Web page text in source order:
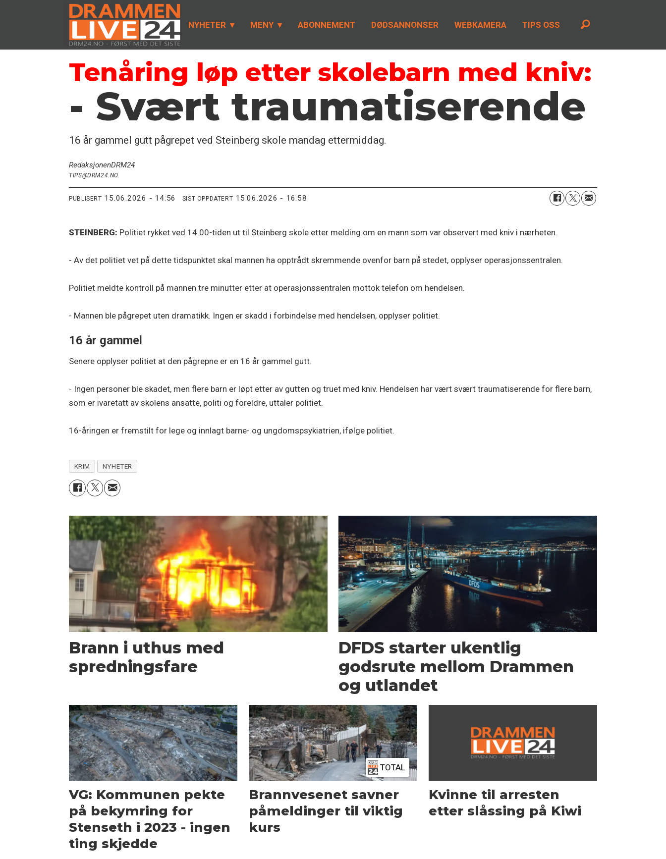
NYHETER MENY ABONNEMENT DØDSANNONSER WEBKAMERA TIPS OSS
Tenåring løp etter skolebarn med kniv:
- Svært traumatiserende
16 år gammel gutt pågrepet ved Steinberg skole mandag ettermiddag.
RedaksjonenDRM24
TIPS@DRM24.NO
PUBLISERT 15.06.2026 - 14:56 SIST OPPDATERT 15.06.2026 - 16:58
STEINBERG: Politiet rykket ved 14.00-tiden ut til Steinberg skole etter melding om en mann som var observert med kniv i nærheten.
- Av det politiet vet på dette tidspunktet skal mannen ha opptrådt skremmende ovenfor barn på stedet, opplyser operasjonssentralen.
Politiet meldte kontroll på mannen tre minutter etter at operasjonssentralen mottok telefon om hendelsen.
- Mannen ble pågrepet uten dramatikk. Ingen er skadd i forbindelse med hendelsen, opplyser politiet.
16 år gammel
Senere opplyser politiet at den pågrepne er en 16 år gammel gutt.
- Ingen personer ble skadet, men flere barn er løpt etter av gutten og truet med kniv. Hendelsen har vært svært traumatiserende for flere barn,
som er ivaretatt av skolens ansatte, politi og foreldre, uttaler politiet.
16-åringen er fremstilt for lege og innlagt barne- og ungdomspsykiatrien, ifølge politiet.
KRIM NYHETER
Brann i uthus med
spredningsfare
DFDS starter ukentlig
godsrute mellom Drammen
og utlandet
VG: Kommunen pekte
på bekymring for
Stenseth i 2023 - ingen
ting skjedde
TOTAL
Brannvesenet savner
påmeldinger til viktig
kurs
Kvinne til arresten
etter slåssing på Kiwi